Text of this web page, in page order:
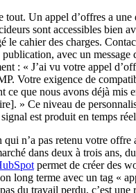
tout. Un appel d’offres a une
sont accessibles bien
le cahier des charges.
avec un message
: « J’ai vu votre appel
Votre exigence de
ce que nous avons déjà mis
» Ce niveau de
est produit en temps
n’a pas retenu votre offre
dans deux à trois ans,
permet de créer des
long terme avec un tag «
du travail perdu, c’est une